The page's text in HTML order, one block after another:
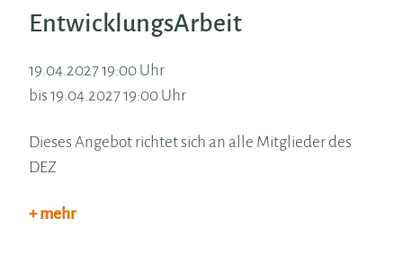
EntwicklungsArbeit
19.04.2027 19:00 Uhr
bis 19.04.2027 19:00 Uhr
Dieses Angebot richtet sich an alle Mitglieder des
DEZ
+ mehr